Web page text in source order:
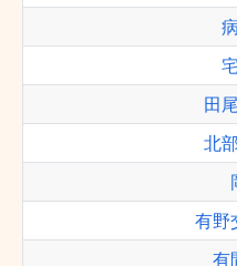
田
北
有野
有